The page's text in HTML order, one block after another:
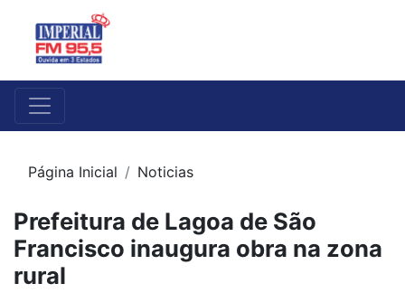
Página Inicial Noticias
Prefeitura de Lagoa de São
Francisco inaugura obra na zona
rural